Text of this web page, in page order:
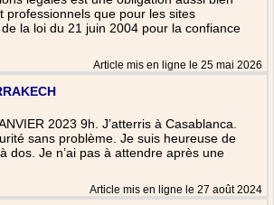
professionnels que pour les sites
la loi du 21 juin 2004 pour la confiance
Article mis en ligne le 25 mai 2026
2023 9h. J’atterris à Casablanca.
sans problème. Je suis heureuse de
dos. Je n’ai pas à attendre après une
Article mis en ligne le 27 août 2024